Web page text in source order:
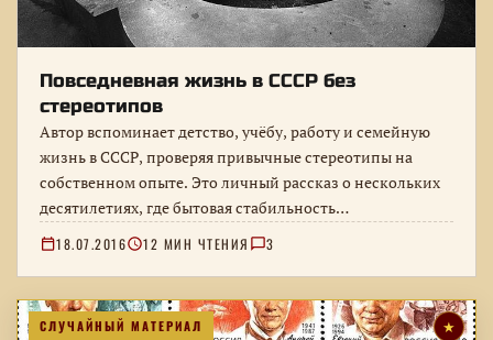
Повседневная жизнь в СССР без
стереотипов
Автор вспоминает детство, учёбу, работу и семейную
жизнь в СССР, проверяя привычные стереотипы на
собственном опыте. Это личный рассказ о нескольких
десятилетиях, где бытовая стабильность…
18.07.2016 12 МИН ЧТЕНИЯ 3
СЛУЧАЙНЫЙ МАТЕРИАЛ ★